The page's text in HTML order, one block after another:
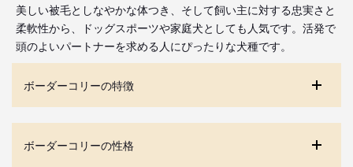
美しい被毛としなやかな体つき、そして飼い主に対する忠実さと
柔軟性から、ドッグスポーツや家庭犬としても人気です。活発で
頭のよいパートナーを求める人にぴったりな犬種です。
ボーダーコリーの特徴
ボーダーコリーの性格